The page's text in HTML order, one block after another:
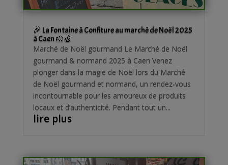
🎉 La Fontaine à Confiture au marché de Noël 2025
à Caen 🧀🍏
Marché de Noël gourmand Le Marché de Noël
gourmand & normand 2025 à Caen Venez
plonger dans la magie de Noël lors du Marché
de Noël gourmand et normand, un rendez-vous
incontournable pour les amoureux de produits
locaux et d’authenticité. Pendant tout un...
lire plus